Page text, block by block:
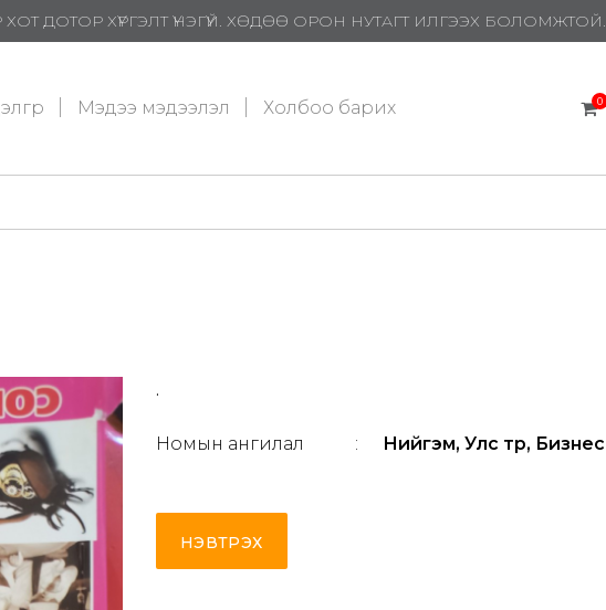
ДОТОР ХҮРГЭЛТ ҮНЭГҮЙ. ХӨДӨӨ ОРОН НУТАГТ ИЛГЭЭХ БОЛОМЖТОЙ.
Мэдээ мэдээлэл Холбоо барих 0
.
Номын ангилал : Нийгэм, Улс төр, Бизнес
НЭВТРЭХ